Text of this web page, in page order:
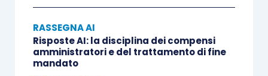
Approfitto dell’occasione per informare che è
possibile estendere il perimetro della ricerca,
RASSEGNA AI
Risposte AI: la disciplina dei compensi
amministratori e del trattamento di fine
mandato